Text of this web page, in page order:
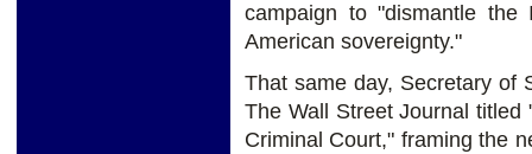
campaign to "dismantle the
American sovereignty."
That same day, Secretary of
The Wall Street Journal titled
Criminal Court," framing the